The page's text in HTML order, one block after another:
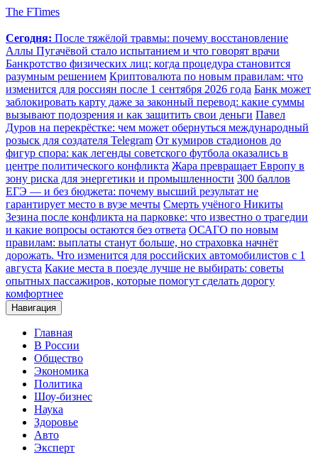
The FTimes
Сегодня: После тяжёлой травмы: почему восстановление
Аллы Пугачёвой стало испытанием и что говорят врачи
Банкротство физических лиц: когда процедура становится
разумным решением Криптовалюта по новым правилам: что
изменится для россиян после 1 сентября 2026 года Банк может
заблокировать карту даже за законный перевод: какие суммы
вызывают подозрения и как защитить свои деньги Павел
Дуров на перекрёстке: чем может обернуться международный
розыск для создателя Telegram От кумиров стадионов до
фигур спора: как легенды советского футбола оказались в
центре политического конфликта Жара превращает Европу в
зону риска для энергетики и промышленности 300 баллов
ЕГЭ — и без бюджета: почему высший результат не
гарантирует место в вузе мечты Смерть учёного Никиты
Зезина после конфликта на парковке: что известно о трагедии
и какие вопросы остаются без ответа ОСАГО по новым
правилам: выплаты станут больше, но страховка начнёт
дорожать. Что изменится для российских автомобилистов с 1
августа Какие места в поезде лучше не выбирать: советы
опытных пассажиров, которые помогут сделать дорогу
комфортнее
Навигация
Главная
В России
Общество
Экономика
Политика
Шоу-бизнес
Наука
Здоровье
Авто
Эксперт